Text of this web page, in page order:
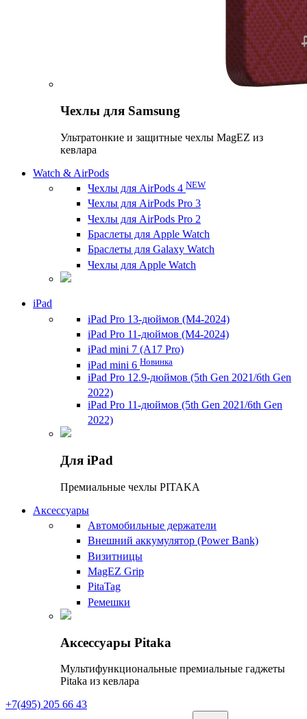
Чехлы для Samsung
Ультратонкие и защитные чехлы MagEZ из
кевлара
Watch & AirPods
Чехлы для AirPods 4 NEW
Чехлы для AirPods Pro 3
Чехлы для AirPods Pro 2
Браслеты для Apple Watch
Браслеты для Galaxy Watch
Чехлы для Apple Watch
iPad
iPad Pro 13-дюймов (M4-2024)
iPad Pro 11-дюймов (M4-2024)
iPad mini 7 (A17 Pro)
iPad mini 6 Новинка
iPad Pro 12.9-дюймов (5th Gen 2021/6th Gen
2022)
iPad Pro 11-дюймов (5th Gen 2021/6th Gen
2022)
Для iPad
Премиальные чехлы PITAKA
Аксессуары
Автомобильные держатели
Внешний аккумулятор (Power Bank)
Визитницы
MagEZ Grip
PitaTag
Ремешки
Аксессуары Pitaka
Мультифункциональные премиальные гаджеты
Pitaka из кевлара
+7(495) 205 66 43